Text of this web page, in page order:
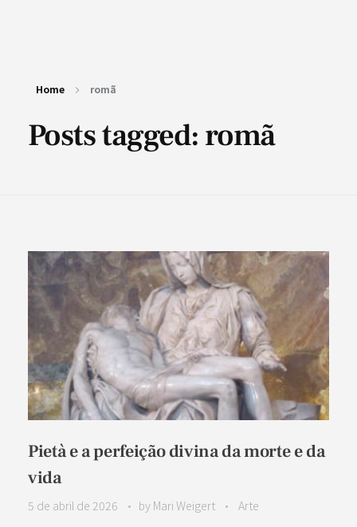
Home romã
Posts tagged: romã
Pietà e a perfeição divina da morte e da
vida
5 de abril de 2026 by Mari Weigert Arte